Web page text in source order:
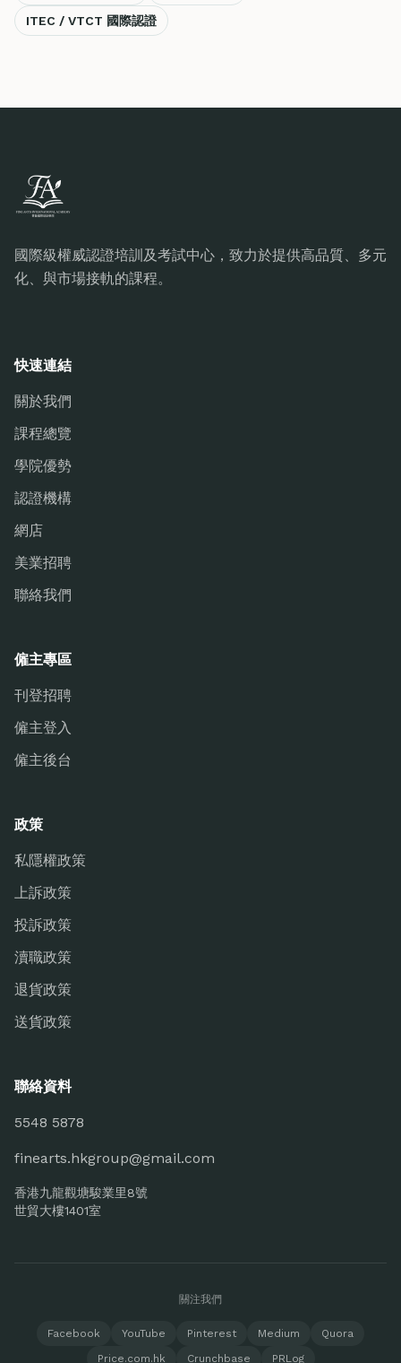
ITEC / VTCT 國際認證
國際級權威認證培訓及考試中心，致力於提供高品質、多元
化、與市場接軌的課程。
快速連結
關於我們
課程總覽
學院優勢
認證機構
網店
美業招聘
聯絡我們
僱主專區
刊登招聘
僱主登入
僱主後台
政策
私隱權政策
上訴政策
投訴政策
瀆職政策
退貨政策
送貨政策
聯絡資料
5548 5878
finearts.hkgroup@gmail.com
香港九龍觀塘駿業里8號
世貿大樓1401室
關注我們
Facebook YouTube Pinterest Medium
Quora
Price.com.hk
Crunchbase PRLog